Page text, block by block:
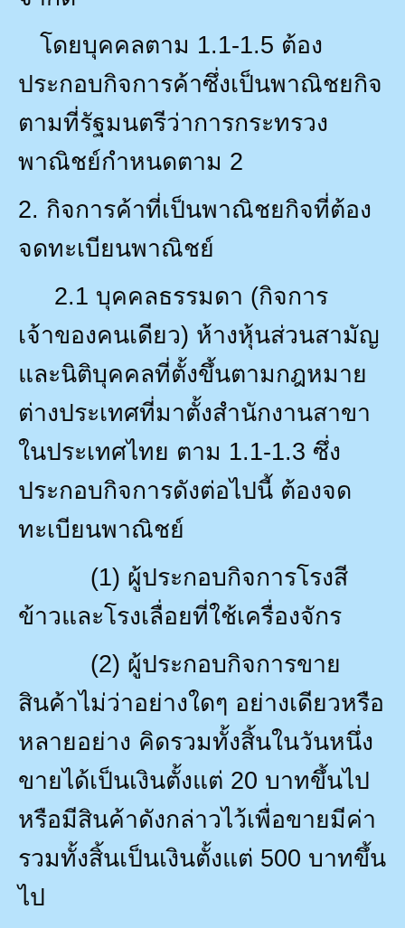
โดยบุคคลตาม 1.1-1.5 ต้อง
ประกอบกิจการค้าซึ่งเป็นพาณิชยกิจ
ตามที่รัฐมนตรีว่าการกระทรวง
พาณิชย์กำหนดตาม 2
2. กิจการค้าที่เป็นพาณิชยกิจที่ต้อง
จดทะเบียนพาณิชย์
2.1 บุคคลธรรมดา (กิจการ
เจ้าของคนเดียว) ห้างหุ้นส่วนสามัญ
และนิติบุคคลที่ตั้งขึ้นตามกฎหมาย
ต่างประเทศที่มาตั้งสำนักงานสาขา
ในประเทศไทย ตาม 1.1-1.3 ซึ่ง
ประกอบกิจการดังต่อไปนี้ ต้องจด
ทะเบียนพาณิชย์
(1) ผู้ประกอบกิจการโรงสี
ข้าวและโรงเลื่อยที่ใช้เครื่องจักร
(2) ผู้ประกอบกิจการขาย
สินค้าไม่ว่าอย่างใดๆ อย่างเดียวหรือ
หลายอย่าง คิดรวมทั้งสิ้นในวันหนึ่ง
ขายได้เป็นเงินตั้งแต่ 20 บาทขึ้นไป
หรือมีสินค้าดังกล่าวไว้เพื่อขายมีค่า
รวมทั้งสิ้นเป็นเงินตั้งแต่ 500 บาทขึ้น
ไป